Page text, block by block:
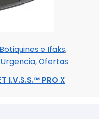
Botiquines e Ifaks,
,Ofertas
I.V.S.S.™ PRO X